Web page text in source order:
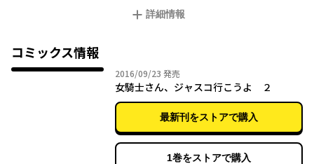
詳細情報
コミックス情報
2016/09/23 2016年09月23日
発売
女騎士さん、ジャスコ行こうよ ２
最新刊をストアで購入
1巻をストアで購入